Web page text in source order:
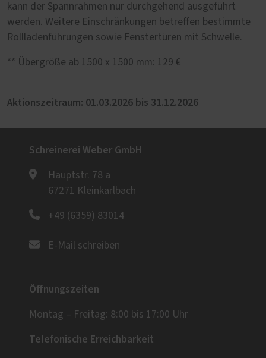
kann der Spannrahmen nur durchgehend ausgeführt
werden. Weitere Einschränkungen betreffen bestimmte
Rollladenführungen sowie Fenstertüren mit Schwelle.
** Übergröße ab 1500 x 1500 mm: 129 €
Aktionszeitraum: 01.03.2026 bis 31.12.2026
Schreinerei Weber GmbH
Hauptstr. 78 a
67271 Kleinkarlbach
+49 (6359) 83014
E-Mail schreiben
Öffnungszeiten
Montag – Freitag: 8:00 bis 17:00 Uhr
Telefonische Erreichbarkeit